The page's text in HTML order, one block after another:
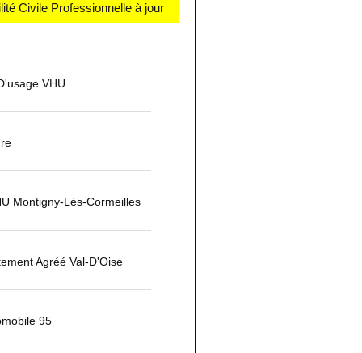
Civile Professionnelle à jour
VHU
Montigny-Lès-Cormeilles
Agréé Val-D'Oise
95